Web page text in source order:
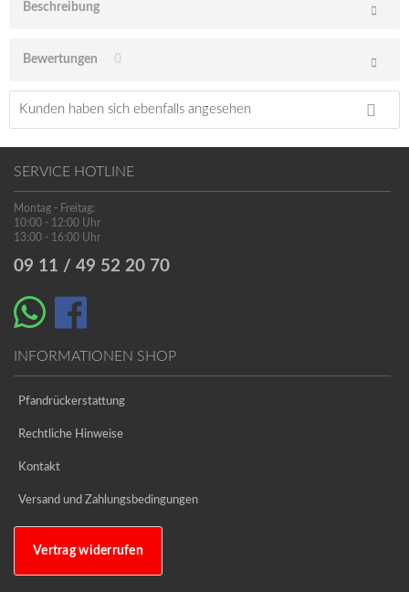
Beschreibung
Bewertungen 0
Kunden haben sich ebenfalls angesehen
SERVICE HOTLINE
Montag - Freitag:
10:00 - 12:00 Uhr
13:00 - 16:00 Uhr
09 11 / 49 52 20 70
INFORMATIONEN SHOP
Pfandrückerstattung
Rechtliche Hinweise
Kontakt
Versand und Zahlungsbedingungen
Vertrag widerrufen